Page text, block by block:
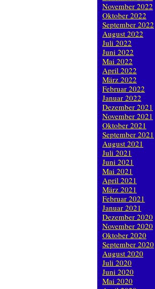
November 2022
Oktober 2022
September 2022
August 2022
Juli 2022
Juni 2022
Mai 2022
April 2022
März 2022
Februar 2022
Januar 2022
Dezember 2021
November 2021
Oktober 2021
September 2021
August 2021
Juli 2021
Juni 2021
Mai 2021
April 2021
März 2021
Februar 2021
Januar 2021
Dezember 2020
November 2020
Oktober 2020
September 2020
August 2020
Juli 2020
Juni 2020
Mai 2020